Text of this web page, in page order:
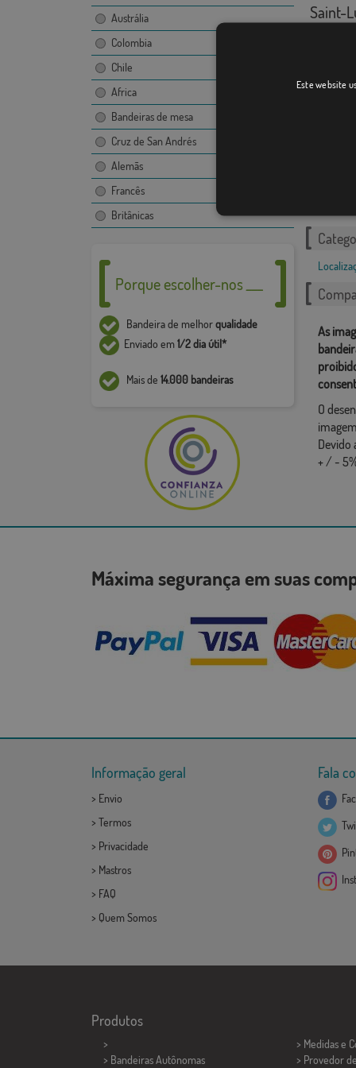
Austrália
Colombia
Chile
Africa
Bandeiras de mesa
Cruz de San Andrés
Alemãs
Francês
Britânicas
Porque escolher-nos ___
Bandeira de melhorqualidade
Enviado em1/2 dia útil*
Mais de 14.000 bandeiras
Saint-
As
O
Devido
+ / -
Máxima segurança em suas
Informação geral
> Envio
> Termos
> Privacidade
> Mastros
> FAQ
> Quem Somos
Fala
Produtos
>
> Bandeiras Autônomas
> Medidas e
> Provedor
Este website